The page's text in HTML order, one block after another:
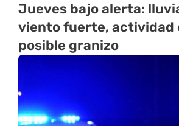
Jueves bajo alerta:
viento fuerte, actividad
posible granizo